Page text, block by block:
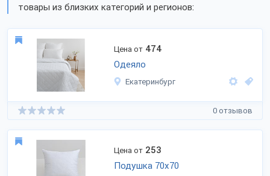
товары из близких категорий и регионов:
Цена от 474
Одеяло
Екатеринбург
0 отзывов
Цена от 253
Подушка 70х70